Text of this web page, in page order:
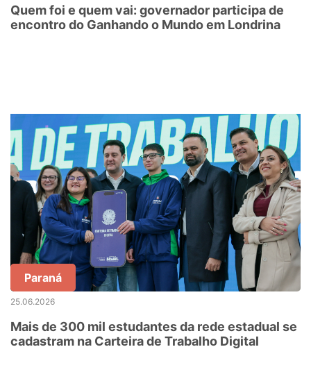
Quem foi e quem vai: governador participa de
encontro do Ganhando o Mundo em Londrina
Paraná
25.06.2026
Mais de 300 mil estudantes da rede estadual se
cadastram na Carteira de Trabalho Digital